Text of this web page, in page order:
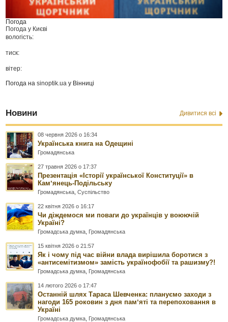
Погода
Погода у Києві
вологість:
тиск:
вітер:
Погода наsinoptik.ua у Вінниці
Новини Дивитися всі
08 червня 2026 о 16:34
Українська книга на Одещині
Громадянська
27 травня 2026 о 17:37
Презентація «Історії української Конституції» в
Камʼянець-Подільську
Громадянська ,Суспільство
22 квітня 2026 о 16:17
Чи діждемося ми поваги до українців у воюючій
Україні?
Громадська думка Громадянська
15 квітня 2026 о 21:57
Як і чому під час війни влада вирішила боротися з
«антисемітизмом» замість українофобії та рашизму?!
Громадська думка Громадянська
14 лютого 2026 о 17:47
Останній шлях Тараса Шевченка: плануємо заходи з
нагоди 165 роковин з дня памʼяті та перепоховання в
Україні
Громадська думка Громадянська